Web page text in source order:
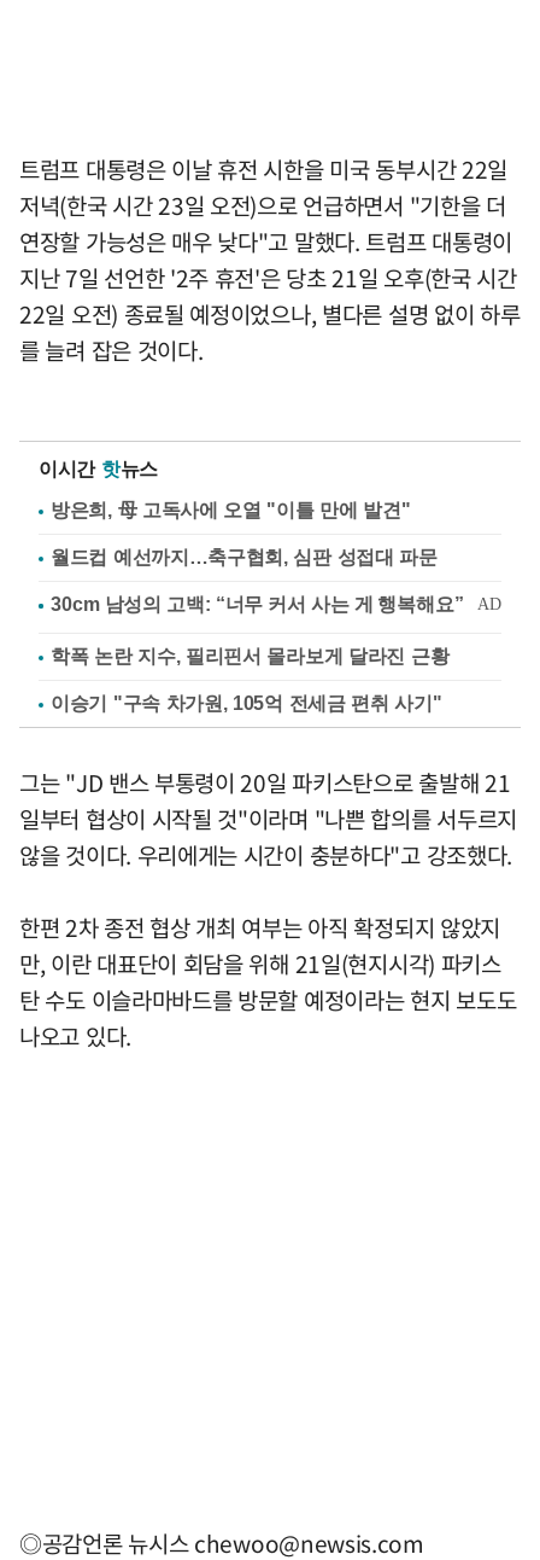
트럼프 대통령은 이날 휴전 시한을 미국 동부시간 22일
저녁(한국 시간 23일 오전)으로 언급하면서 "기한을 더
연장할 가능성은 매우 낮다"고 말했다. 트럼프 대통령이
지난 7일 선언한 '2주 휴전'은 당초 21일 오후(한국 시간
22일 오전) 종료될 예정이었으나, 별다른 설명 없이 하루
를 늘려 잡은 것이다.
이시간 핫뉴스
방은희, 母 고독사에 오열 "이틀 만에 발견"
월드컵 예선까지…축구협회, 심판 성접대 파문
학폭 논란 지수, 필리핀서 몰라보게 달라진 근황
이승기 "구속 차가원, 105억 전세금 편취 사기"
그는 "JD 밴스 부통령이 20일 파키스탄으로 출발해 21
일부터 협상이 시작될 것"이라며 "나쁜 합의를 서두르지
않을 것이다. 우리에게는 시간이 충분하다"고 강조했다.
한편 2차 종전 협상 개최 여부는 아직 확정되지 않았지
만, 이란 대표단이 회담을 위해 21일(현지시각) 파키스
탄 수도 이슬라마바드를 방문할 예정이라는 현지 보도도
나오고 있다.
◎공감언론 뉴시스chewoo@newsis.com